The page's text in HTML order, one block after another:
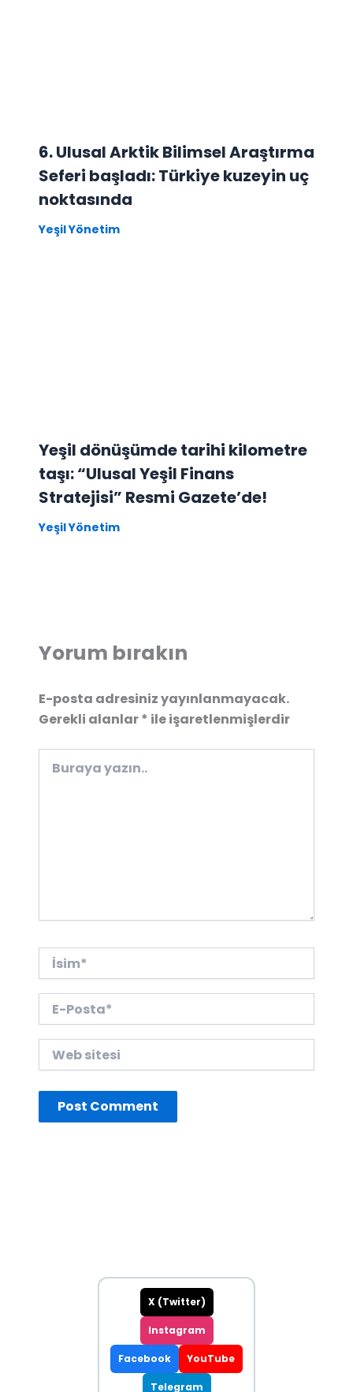
6. Ulusal Arktik Bilimsel Araştırma
Seferi başladı: Türkiye kuzeyin uç
noktasında
Yeşil Yönetim
Yeşil dönüşümde tarihi kilometre
taşı: “Ulusal Yeşil Finans
Stratejisi” Resmi Gazete’de!
Yeşil Yönetim
Yorum bırakın
E-posta adresiniz yayınlanmayacak.
Gerekli alanlar* ile işaretlenmişlerdir
yazın..
İsim*
Posta*
sitesi
X (Twitter)
Instagram
Facebook YouTube
Telegram